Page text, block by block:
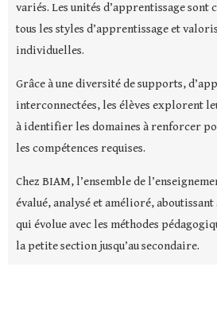
variés. Les unités d’apprentissage sont
tous les styles d’apprentissage et
individuelles.
Grâce à une diversité de supports,
interconnectées, les élèves explorent
à identifier les domaines à renforcer
les compétences requises.
Chez BIAM, l’ensemble de
évalué, analysé et amélioré,
qui évolue avec les méthodes
la petite section jusqu’au secondaire.